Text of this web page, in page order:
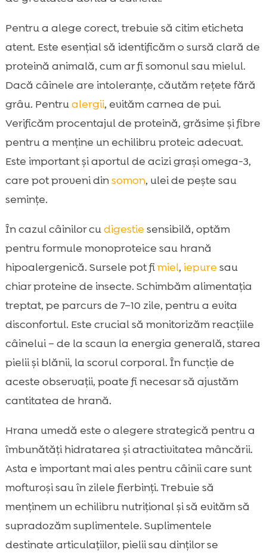
Pentru a alege corect, trebuie să citim eticheta
atent. Este esențial să identificăm o sursă clară de
proteină animală, cum ar fi somonul sau mielul.
Dacă câinele are intoleranțe, căutăm rețete fără
grâu. Pentrualergii, evităm carnea de pui.
Verificăm procentajul de proteină, grăsime și fibre
pentru a menține un echilibru proteic adecvat.
Este important și aportul de acizi grași omega-3,
care pot proveni dinsomon, ulei de pește sau
semințe.
În cazul câinilor cudigestie sensibilă, optăm
pentru formule monoproteice sau hrană
hipoalergenică. Sursele pot fimiel, iepure sau
chiar proteine de insecte. Schimbăm alimentația
treptat, pe parcurs de 7–10 zile, pentru a evita
disconfortul. Este crucial să monitorizăm reacțiile
câinelui – de la scaun la energia generală, starea
pielii și blănii, la scorul corporal. În funcție de
aceste observații, poate fi necesar să ajustăm
cantitatea de hrană.
Hrana umedă este o alegere strategică pentru a
îmbunătăți hidratarea și atractivitatea mâncării.
Asta e important mai ales pentru câinii care sunt
mofturoși sau în zilele fierbinți. Trebuie să
menținem un echilibru nutrițional și să evităm să
supradozăm suplimentele. Suplimentele
destinate articulațiilor, pielii sau dinților se